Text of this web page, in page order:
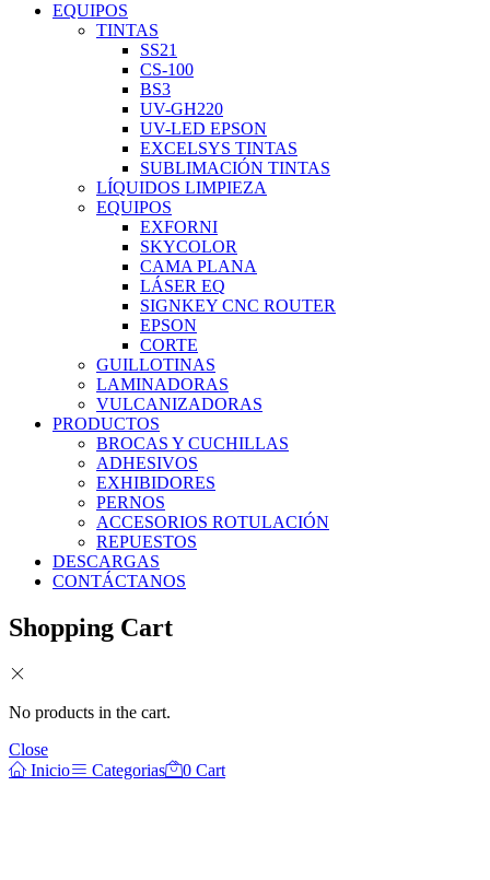
EQUIPOS
TINTAS
SS21
CS-100
BS3
UV-GH220
UV-LED EPSON
EXCELSYS TINTAS
SUBLIMACIÓN TINTAS
LÍQUIDOS LIMPIEZA
EQUIPOS
EXFORNI
SKYCOLOR
CAMA PLANA
LÁSER EQ
SIGNKEY CNC ROUTER
EPSON
CORTE
GUILLOTINAS
LAMINADORAS
VULCANIZADORAS
PRODUCTOS
BROCAS Y CUCHILLAS
ADHESIVOS
EXHIBIDORES
PERNOS
ACCESORIOS ROTULACIÓN
REPUESTOS
DESCARGAS
CONTÁCTANOS
Shopping Cart
No products in the cart.
Close
Inicio
Categorias 0 Cart